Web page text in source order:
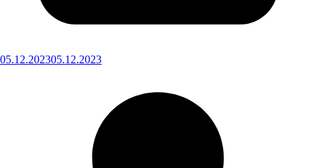
05.12.202305.12.2023